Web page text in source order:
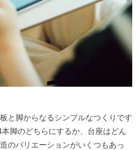
と脚からなるシンプルなつくりです
脚のどちらにするか、台座はどん
のバリエーションがいくつもあっ